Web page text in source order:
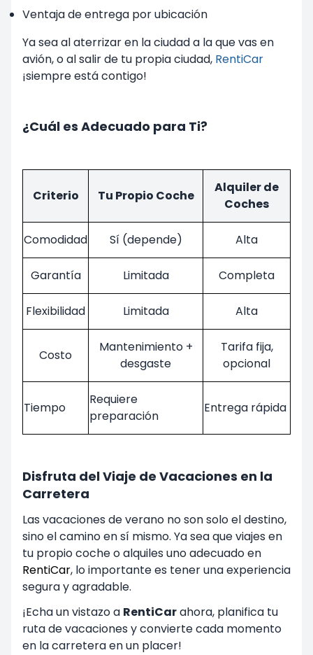
Ventaja de entrega por ubicación
Ya sea al aterrizar en la ciudad a la que vas en
avión, o al salir de tu propia ciudad, RentiCar
¡siempre está contigo!
¿Cuál es Adecuado para Ti?
Criterio Tu Propio Coche
Alquiler de
Coches
Comodidad Sí (depende) Alta
Garantía Limitada Completa
Flexibilidad Limitada Alta
Costo
Mantenimiento +
desgaste
Tarifa fija,
opcional
Tiempo
Requiere
preparación
Entrega rápida
Disfruta del Viaje de Vacaciones en la
Carretera
Las vacaciones de verano no son solo el destino,
sino el camino en sí mismo. Ya sea que viajes en
tu propio coche o alquiles uno adecuado en
RentiCar, lo importante es tener una experiencia
segura y agradable.
¡Echa un vistazo a RentiCarahora, planifica tu
ruta de vacaciones y convierte cada momento
en la carretera en un placer!